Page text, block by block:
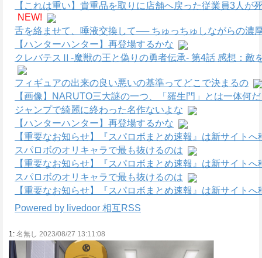
【これは重い】貴重品を取りに店舗へ戻った従業員3人
NEW!
舌を絡ませて、唾液交換して── ちゅっちゅしながらの濃
【ハンターハンター】再登場するかな
クレバテスⅡ-魔獣の王と偽りの勇者伝承- 第4話 感想：敵
フィギュアの出来の良い悪いの基準ってどこで決まるの
【画像】NARUTO三大謎の一つ、「羅生門」とは一体何
ジャンプで綺麗に終わった名作ないよな
【ハンターハンター】再登場するかな
【重要なお知らせ】『スパロボまとめ速報』は新サイトへ
スパロボのオリキャラで最も抜けるのは
【重要なお知らせ】『スパロボまとめ速報』は新サイトへ
スパロボのオリキャラで最も抜けるのは
【重要なお知らせ】『スパロボまとめ速報』は新サイトへ
Powered by livedoor 相互RSS
1: 名無し 2023/08/27 13:11:08